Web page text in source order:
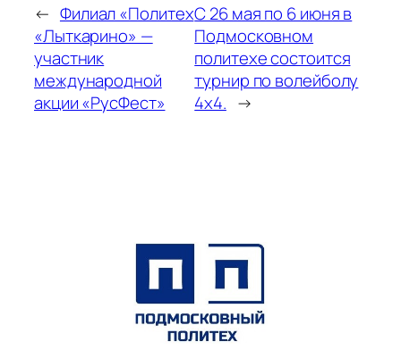
← Филиал «Политех
«Лыткарино» —
участник
международной
акции «РусФест»
С 26 мая по 6 июня в
Подмосковном
политехе состоится
турнир по волейболу
4х4. →